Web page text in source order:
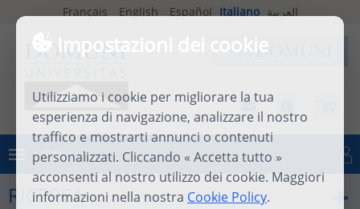
Impostazioni dei cookie
Utilizziamo i cookie per migliorare la tua
esperienza di navigazione, analizzare il nostro
traffico e mostrarti annunci o contenuti
personalizzati. Cliccando « Accetta tutto »
acconsenti al nostro utilizzo dei cookie. Maggiori
informazioni nella nostra Cookie Policy.
Français English Español Italiano العربية
MENU Connettersi
RICERCA